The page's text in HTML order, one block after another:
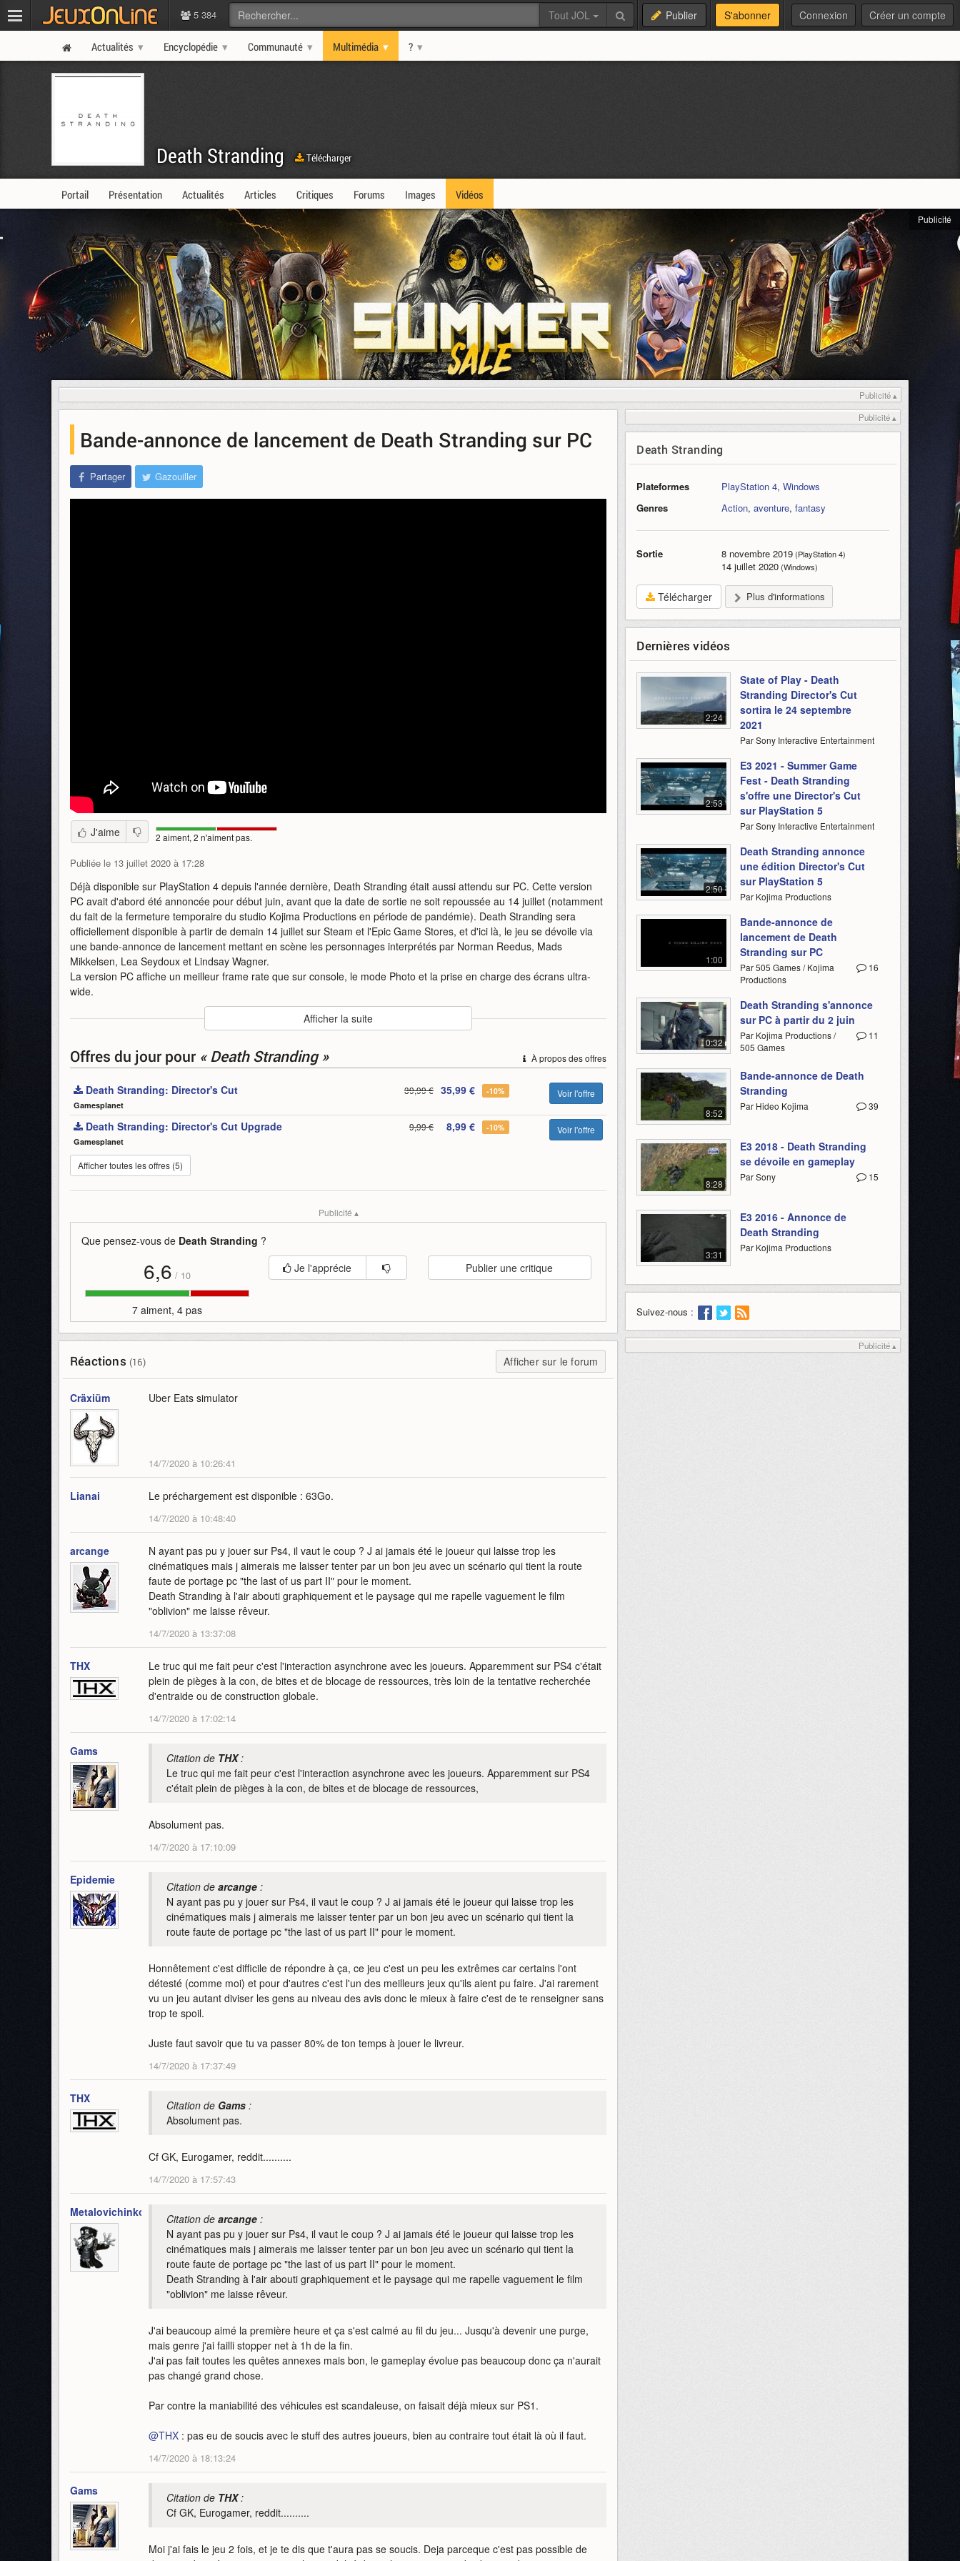
5 384 Tout JOL Publier S'abonner Connexion Créer un compte
Actualités Encyclopédie Communauté Multimédia ?
Death Stranding Télécharger
Portail Présentation Actualités Articles Critiques Forums Images Vidéos
Publicité
Publicité ▴
Bande-annonce de lancement de Death Stranding sur PC
Partager Gazouiller
J'aime 2 aiment, 2 n'aiment pas.
Publiée le 13 juillet 2020 à 17:28
Déjà disponible sur PlayStation 4 depuis l'année dernière, Death Stranding était aussi attendu sur PC. Cette version
PC avait d'abord été annoncée pour début juin, avant que la date de sortie ne soit repoussée au 14 juillet (notamment
du fait de la fermeture temporaire du studio Kojima Productions en période de pandémie). Death Stranding sera
officiellement disponible à partir de demain 14 juillet sur Steam et l'Epic Game Stores, et d'ici là, le jeu se dévoile via
une bande-annonce de lancement mettant en scène les personnages interprétés par Norman Reedus, Mads
Mikkelsen, Lea Seydoux et Lindsay Wagner.
La version PC affiche un meilleur frame rate que sur console, le mode Photo et la prise en charge des écrans ultra-
wide.
Mots-clefs
505-games bande-annonce death-stranding
Afficher la suite
À propos des offres
Offres du jour pour « Death Stranding »
Death Stranding: Director's Cut
Gamesplanet
39,99 € 35,99 € -10% Voir l'offre
Death Stranding: Director's Cut Upgrade
Gamesplanet
9,99 € 8,99 € -10% Voir l'offre
Afficher toutes les offres (5)
Publicité ▴
Que pensez-vous de Death Stranding ?
6,6 / 10
7 aiment, 4 pas
Je l'apprécie Publier une critique
Réactions (16) Afficher sur le forum
Cräxiüm Uber Eats simulator
14/7/2020 à 10:26:41
Lianai Le préchargement est disponible : 63Go.
14/7/2020 à 10:48:40
arcange
N ayant pas pu y jouer sur Ps4, il vaut le coup ? J ai jamais été le joueur qui laisse trop les
cinématiques mais j aimerais me laisser tenter par un bon jeu avec un scénario qui tient la route
faute de portage pc "the last of us part II" pour le moment.
Death Stranding à l'air abouti graphiquement et le paysage qui me rapelle vaguement le film
"oblivion" me laisse rêveur.
14/7/2020 à 13:37:08
THX
Le truc qui me fait peur c'est l'interaction asynchrone avec les joueurs. Apparemment sur PS4 c'était
plein de pièges à la con, de bites et de blocage de ressources, très loin de la tentative recherchée
d'entraide ou de construction globale.
14/7/2020 à 17:02:14
Gams Citation de THX:
Le truc qui me fait peur c'est l'interaction asynchrone avec les joueurs. Apparemment sur PS4
c'était plein de pièges à la con, de bites et de blocage de ressources,
Absolument pas.
14/7/2020 à 17:10:09
Epidemie Citation de arcange :
N ayant pas pu y jouer sur Ps4, il vaut le coup ? J ai jamais été le joueur qui laisse trop les
cinématiques mais j aimerais me laisser tenter par un bon jeu avec un scénario qui tient la
route faute de portage pc "the last of us part II" pour le moment.
Honnêtement c'est difficile de répondre à ça, ce jeu c'est un peu les extrêmes car certains l'ont
détesté (comme moi) et pour d'autres c'est l'un des meilleurs jeux qu'ils aient pu faire. J'ai rarement
vu un jeu autant diviser les gens au niveau des avis donc le mieux à faire c'est de te renseigner sans
trop te spoil.
Juste faut savoir que tu va passer 80% de ton temps à jouer le livreur.
14/7/2020 à 17:37:49
THX Citation de Gams :
Absolument pas.
Cf GK, Eurogamer, reddit..........
14/7/2020 à 17:57:43
Metalovichinkov Citation de arcange :
N ayant pas pu y jouer sur Ps4, il vaut le coup ? J ai jamais été le joueur qui laisse trop les
cinématiques mais j aimerais me laisser tenter par un bon jeu avec un scénario qui tient la
route faute de portage pc "the last of us part II" pour le moment.
Death Stranding à l'air abouti graphiquement et le paysage qui me rapelle vaguement le film
"oblivion" me laisse rêveur.
J'ai beaucoup aimé la première heure et ça s'est calmé au fil du jeu... Jusqu'à devenir une purge,
mais genre j'ai failli stopper net à 1h de la fin.
J'ai pas fait toutes les quêtes annexes mais bon, le gameplay évolue pas beaucoup donc ça n'aurait
pas changé grand chose.
Par contre la maniabilité des véhicules est scandaleuse, on faisait déjà mieux sur PS1.
@THX : pas eu de soucis avec le stuff des autres joueurs, bien au contraire tout était là où il faut.
14/7/2020 à 18:13:24
Gams Citation de THX:
Cf GK, Eurogamer, reddit..........
Moi j'ai fais le jeu 2 fois, et je te dis que t'aura pas se soucis. Deja parceque c'est pas possible de
Publicité ▴
Death Stranding
Plateformes PlayStation 4,Windows
Genres
Action,aventure,fantasy
Sortie 8 novembre 2019(PlayStation 4)
14 juillet 2020(Windows)
Télécharger Plus d'informations
Dernières vidéos
2:24
State of Play - Death
Stranding Director's Cut
sortira le 24 septembre
2021
Par Sony Interactive Entertainment
2:53
E3 2021 - Summer Game
Fest - Death Stranding
s'offre une Director's Cut
sur PlayStation 5
Par Sony Interactive Entertainment
2:50
Death Stranding annonce
une édition Director's Cut
sur PlayStation 5
Par Kojima Productions
1:00
Bande-annonce de
lancement de Death
Stranding sur PC
16
Par 505 Games / Kojima
Productions
0:32
Death Stranding s'annonce
sur PC à partir du 2 juin
11
Par Kojima Productions /
505 Games
8:52
Bande-annonce de Death
Stranding
39
Par Hideo Kojima
8:28
E3 2018 - Death Stranding
se dévoile en gameplay
15
Par Sony
3:31
E3 2016 - Annonce de
Death Stranding
Par Kojima Productions
Suivez-nous :
Publicité ▴